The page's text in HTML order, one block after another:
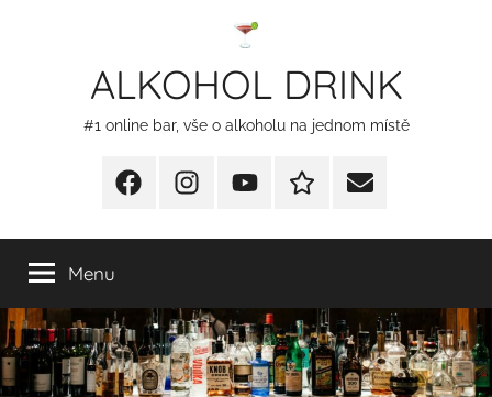
ALKOHOL DRINK
#1 online bar, vše o alkoholu na jednom místě
FacebookInstagram
YT
Redakční
E-
Menu